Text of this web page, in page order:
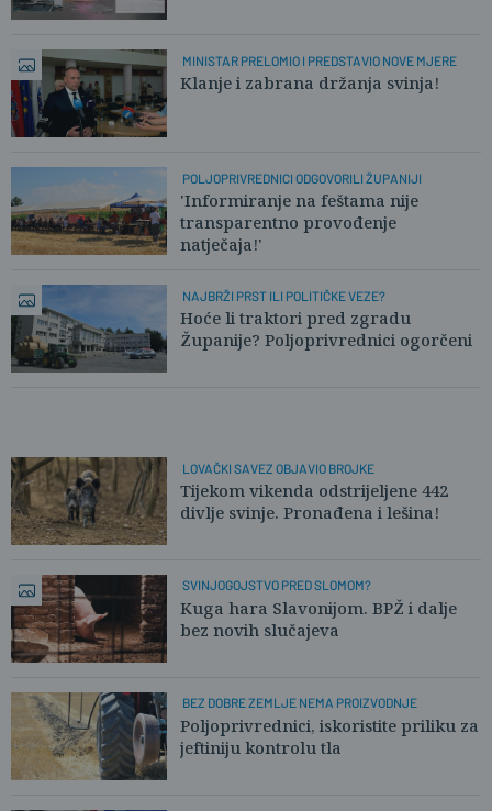
MINISTAR PRELOMIO I PREDSTAVIO NOVE MJERE
Klanje i zabrana držanja svinja!
POLJOPRIVREDNICI ODGOVORILI ŽUPANIJI
'Informiranje na feštama nije
transparentno provođenje
natječaja!'
NAJBRŽI PRST ILI POLITIČKE VEZE?
Hoće li traktori pred zgradu
Županije? Poljoprivrednici ogorčeni
LOVAČKI SAVEZ OBJAVIO BROJKE
Tijekom vikenda odstrijeljene 442
divlje svinje. Pronađena i lešina!
SVINJOGOJSTVO PRED SLOMOM?
Kuga hara Slavonijom. BPŽ i dalje
bez novih slučajeva
BEZ DOBRE ZEMLJE NEMA PROIZVODNJE
Poljoprivrednici, iskoristite priliku za
jeftiniju kontrolu tla